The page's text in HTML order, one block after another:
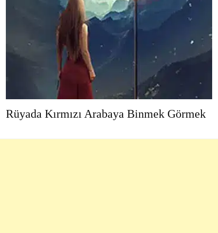
Rüyada Kırmızı Arabaya Binmek Görmek